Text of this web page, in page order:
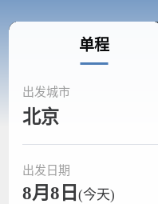
单程
出发城市
北京
出发日期
8月8日 (今天)